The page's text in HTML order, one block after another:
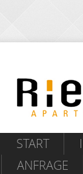
START
ANFRAGE